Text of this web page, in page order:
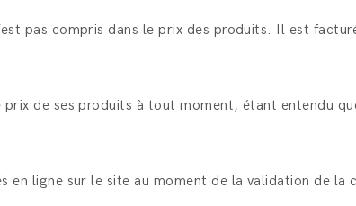
pas compris dans le prix des produits. Il est
prix de ses produits à tout moment, étant entendu
en ligne sur le site au moment de la validation de la